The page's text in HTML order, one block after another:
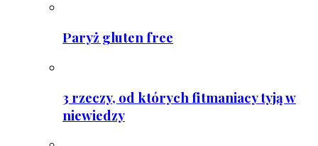
Paryż gluten free
3 rzeczy, od których fitmaniacy tyją w
niewiedzy